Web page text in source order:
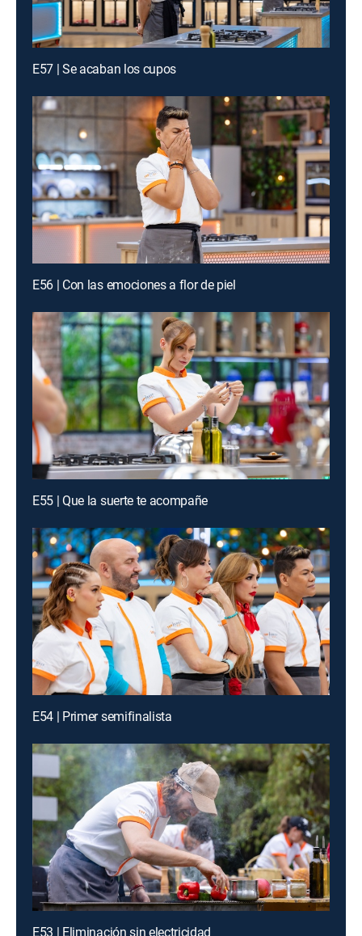
E57 | Se acaban los cupos
E56 | Con las emociones a flor de piel
E55 | Que la suerte te acompañe
E54 | Primer semifinalista
E53 | Eliminación sin electricidad